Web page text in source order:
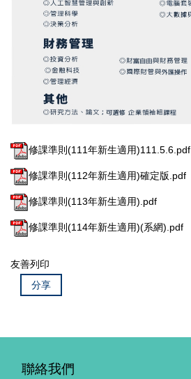
修課準則(111年新生適用)111.5.6.pdf
修課準則(112年新生適用)確定版.pdf
修課準則(113年新生適用).pdf
修課準則(114年新生適用)(系網).pdf
友善列印
分享
聯絡我們